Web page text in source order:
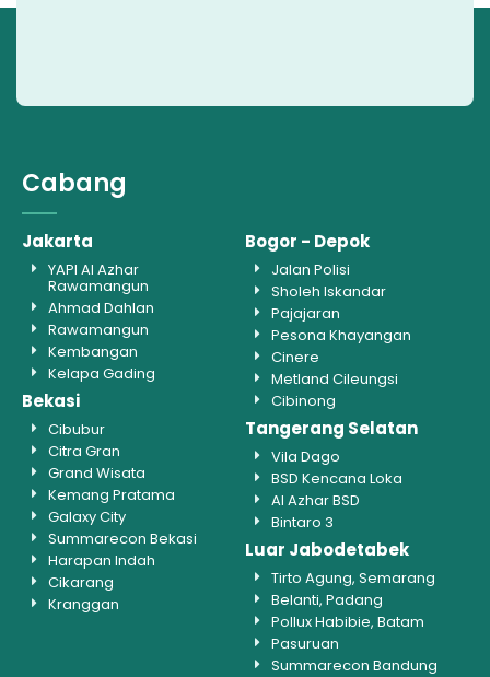
Cabang
Jakarta
YAPI Al Azhar
Rawamangun
Ahmad Dahlan
Rawamangun
Kembangan
Kelapa Gading
Bekasi
Cibubur
Citra Gran
Grand Wisata
Kemang Pratama
Galaxy City
Summarecon Bekasi
Harapan Indah
Cikarang
Kranggan
Bogor - Depok
Jalan Polisi
Sholeh Iskandar
Pajajaran
Pesona Khayangan
Cinere
Metland Cileungsi
Cibinong
Tangerang Selatan
Vila Dago
BSD Kencana Loka
Al Azhar BSD
Bintaro 3
Luar Jabodetabek
Tirto Agung, Semarang
Belanti, Padang
Pollux Habibie, Batam
Pasuruan
Summarecon Bandung